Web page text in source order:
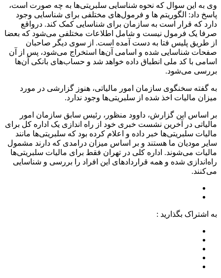
وی به این سوال که نحوه شناسایی سلبریتی‌ها به چه صورت است،
پاسخ داد: الگوریتم ها و فرمول‌های مختلفی برای شناسایی وجود
دارد که قرار است به سازمان برای شناسایی کمک کند. درواقع
صرفا یک فرمول نیست و شامل اطلاعات مختلفی می‌شود که بعضا
از طریق پلیس فتا به دست آمده است. از سوی دیگر صاحبان
صفحات شناسایی شده و اسامی آن‌ها استخراج می‌شود، پس از آن
اسامی با کد ملی انطباق داده خواهد شد و حساب‌های بانکی آن‌ها
بررسی می‌شود.
به گفته سخنگوی سازمان امور مالیاتی، هنوز گزارشی در مورد
میزان مالیات اخذ شده از سلبریتی‌ها وجود ندارد.
بر اساس این گزارش، داوود منظور، رئیس سابق سازمان امور
مالیاتی در آخرین نشست خبری خود از راه اندازی یک اداره کل برای
مالیات سلبریتی‌ها خبر داده و اعلام کرده بود که سلبریتی‌ها مانند
سایر مودیان ما هستند و بر اساس میزان درامدی که دارند مشمول
مالیات می‌شوند. اداره کلی در تهران فقط برای مالیات سلبریتی‌ها
راه‌اندازی شده و همه قراردادهای این افراد را بررسی و شناسایی
می‌کنند.
به اشتراک بگذارید :